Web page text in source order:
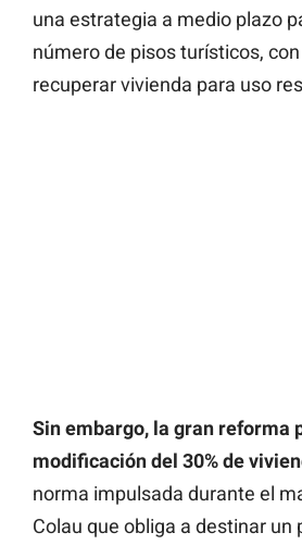
una estrategia a medio plazo
número de pisos turísticos,
recuperar vivienda para uso
Sin embargo, la gran reforma
modificación del 30% de
norma impulsada durante el
Colau que obliga a destinar un